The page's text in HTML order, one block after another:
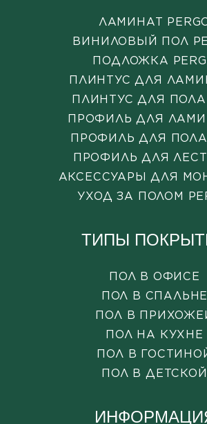
ЛАМИНАТ
ВИНИЛОВЫЙ ПОЛ
ПОДЛОЖКА
ПЛИНТУС ДЛЯ
ПЛИНТУС ДЛЯ
ПРОФИЛЬ ДЛЯ
ПРОФИЛЬ ДЛЯ
ПРОФИЛЬ ДЛЯ
АКСЕССУАРЫ ДЛЯ
УХОД ЗА ПОЛОМ
ТИПЫ
ПОЛ В ОФИСЕ
ПОЛ В СПАЛЬНЕ
ПОЛ В
ПОЛ НА КУХНЕ
ПОЛ В
ПОЛ В ДЕТСКОЙ